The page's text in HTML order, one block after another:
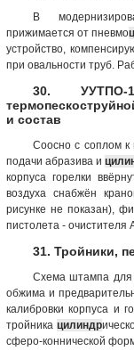
В
прижимается от пневмо
устройство,
при овальности труб.
30. УУТПО-
и состав
Соосно с соплом к
подачи абразива и
корпуса горелки
воздуха снабжён
рисунке не показан),
пистолета - очистителя
31. Тройники,
Схема штампа для
обжима и
калибровки корпуса и
тройникацилиндр
сферо-коннической